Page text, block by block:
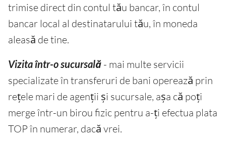
trimise direct din contul tău bancar, în contul
bancar local al destinatarului tău, în moneda
aleasă de tine.
Vizita într-o sucursală - mai multe servicii
specializate în transferuri de bani operează prin
rețele mari de agenții și sucursale, așa că poți
merge într-un birou fizic pentru a-ți efectua plata
TOP în numerar, dacă vrei.